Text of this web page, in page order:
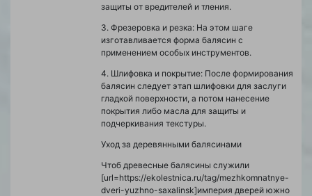
защиты от вредителей и тления.
3. Фрезеровка и резка: На этом шаге
изготавливается форма балясин с
применением особых инструментов.
4. Шлифовка и покрытие: После формирования
балясин следует этап шлифовки для заслуги
гладкой поверхности, а потом нанесение
покрытия либо масла для защиты и
подчеркивания текстуры.
Уход за деревянными балясинами
Чтоб древесные балясины служили
[url=https://ekolestnica.ru/tag/mezhkomnatnye-
dveri-yuzhno-saxalinsk]империя дверей южно